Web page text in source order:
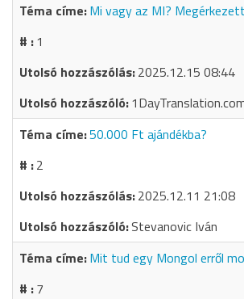
Mi vagy az MI?
1
2025.12.15 08:44
50.000 Ft ajándékba?
2
2025.12.11 21:08
Stevanovic Iván
Mit tud egy Mongol erről
7